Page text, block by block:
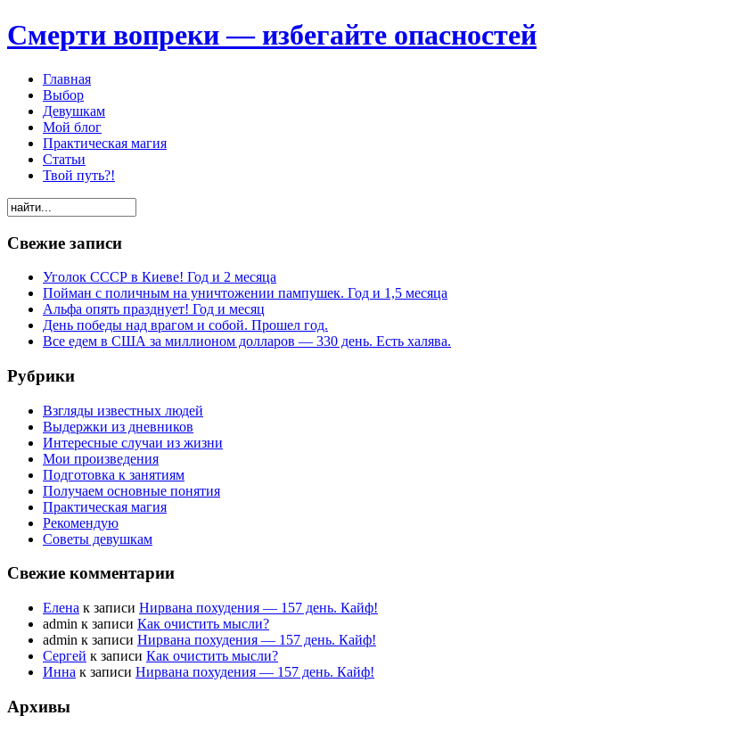
Смерти вопреки — избегайте опасностей
Главная
Выбор
Девушкам
Мой блог
Практическая магия
Статьи
Твой путь?!
Свежие записи
Уголок СССР в Киеве! Год и 2 месяца
Пойман с поличным на уничтожении пампушек. Год и 1,5 месяца
Альфа опять празднует! Год и месяц
День победы над врагом и собой. Прошел год.
Все едем в США за миллионом долларов — 330 день. Есть халява.
Рубрики
Взгляды известных людей
Выдержки из дневников
Интересные случаи из жизни
Мои произведения
Подготовка к занятиям
Получаем основные понятия
Практическая магия
Рекомендую
Советы девушкам
Свежие комментарии
Елена к записи Нирвана похудения — 157 день. Кайф!
admin к записи Как очистить мысли?
admin к записи Нирвана похудения — 157 день. Кайф!
Сергей к записи Как очистить мысли?
Инна к записи Нирвана похудения — 157 день. Кайф!
Архивы